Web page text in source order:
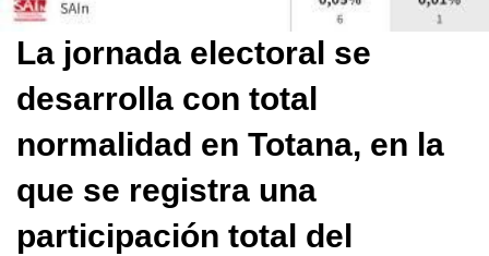
La jornada electoral se
desarrolla con total
normalidad en Totana, en la
que se registra una
participación total del